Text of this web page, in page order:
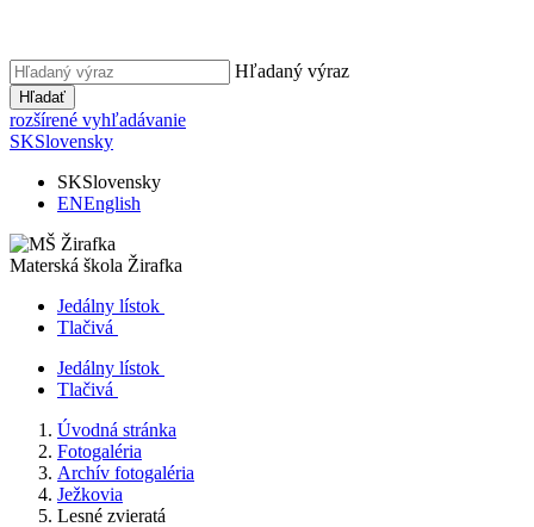
Hľadaný výraz
Hľadať
rozšírené vyhľadávanie
SKSlovensky
SKSlovensky
ENEnglish
Materská škola Žirafka
Jedálny lístok
Tlačivá
Jedálny lístok
Tlačivá
Úvodná stránka
Fotogaléria
Archív fotogaléria
Ježkovia
Lesné zvieratá